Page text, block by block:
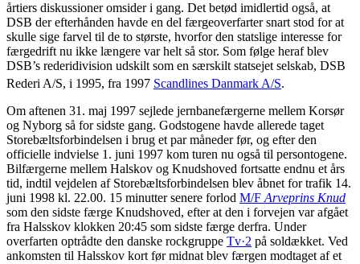
årtiers diskussioner omsider i gang. Det betød imidlertid også, at
DSB der efterhånden havde en del færgeoverfarter snart stod for at
skulle sige farvel til de to største, hvorfor den statslige interesse for
færgedrift nu ikke længere var helt så stor. Som følge heraf blev
DSB’s rederidivision udskilt som en særskilt statsejet selskab, DSB
Rederi A/S, i 1995, fra 1997 Scandlines Danmark A/S.
Om aftenen 31. maj 1997 sejlede jernbanefærgerne mellem Korsør
og Nyborg så for sidste gang. Godstogene havde allerede taget
Storebæltsforbindelsen i brug et par måneder før, og efter den
officielle indvielse 1. juni 1997 kom turen nu også til persontogene.
Bilfærgerne mellem Halskov og Knudshoved fortsatte endnu et års
tid, indtil vejdelen af Storebæltsforbindelsen blev åbnet for trafik 14.
juni 1998 kl. 22.00. 15 minutter senere forlod M/F Arveprins Knud
som den sidste færge Knudshoved, efter at den i forvejen var afgået
fra Halsskov klokken 20:45 som sidste færge derfra. Under
overfarten optrådte den danske rockgruppe Tv·2 på soldækket. Ved
ankomsten til Halsskov kort før midnat blev færgen modtaget af et